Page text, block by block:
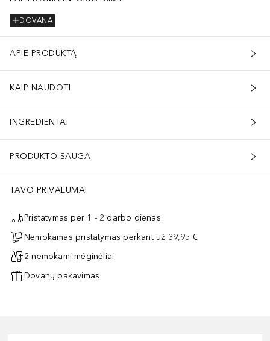
DOVANA
APIE PRODUKTĄ
KAIP NAUDOTI
INGREDIENTAI
PRODUKTO SAUGA
TAVO PRIVALUMAI
Pristatymas per 1 - 2 darbo dienas
Nemokamas pristatymas perkant už 39,95 €
2 nemokami mėginėliai
Dovanų pakavimas